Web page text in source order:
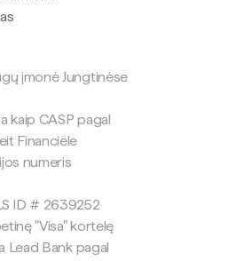
įmonė Jungtinėse
kaip CASP pagal
Financiële
numeris
ID # 2639252
"Visa" kortelę
Lead Bank pagal